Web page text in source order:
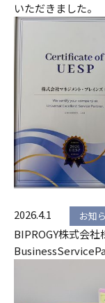
いただきました。
2026.4.1 お知
BIPROGY株式会